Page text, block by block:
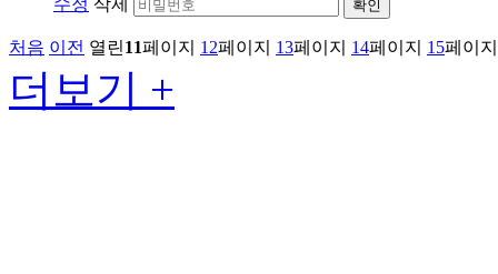
수정 삭제 확인
처음 이전 열린11페이지 12페이지 13페이지 14페이지 15페이지
더보기 +